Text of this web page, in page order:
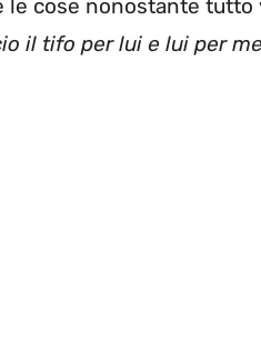
le cose nonostante
il tifo per lui e lui per